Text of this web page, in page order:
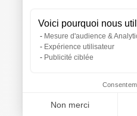
Voici pourquoi nous
Mesure d'audience &
Expérience utilisateur
Publicité ciblée
Non merci